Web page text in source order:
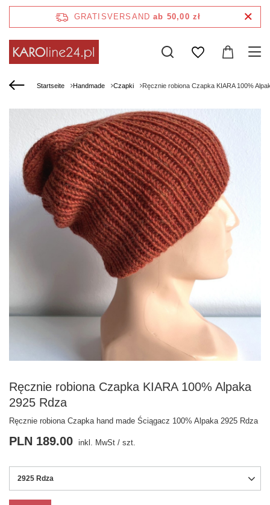
GRATISVERSAND ab 50,00 zł
Startseite Handmade Czapki Ręcznie robiona Czapka KIARA 100%
Ręcznie robiona Czapka KIARA 100% Alpaka
2925 Rdza
Ręcznie robiona Czapka hand made Ściągacz 100% Alpaka 2925 Rdza
2925 Rdza
PLN 189.00 inkl. MwSt / szt.